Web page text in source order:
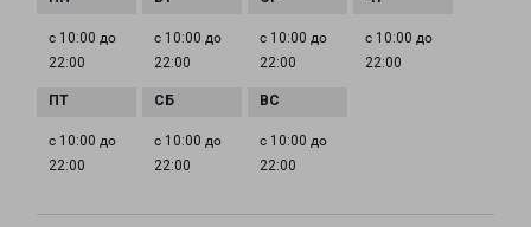
с 10:00 до
22:00
с 10:00 до
22:00
с 10:00 до
22:00
с 10:00 до
22:00
с 10:00 до
22:00
с 10:00 до
22:00
с 10:00 до
22:00